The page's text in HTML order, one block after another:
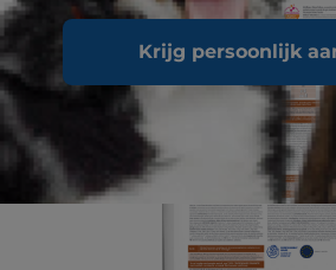
Krijg persoonlijk